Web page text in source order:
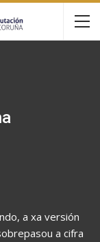
a xa versión
a cifra